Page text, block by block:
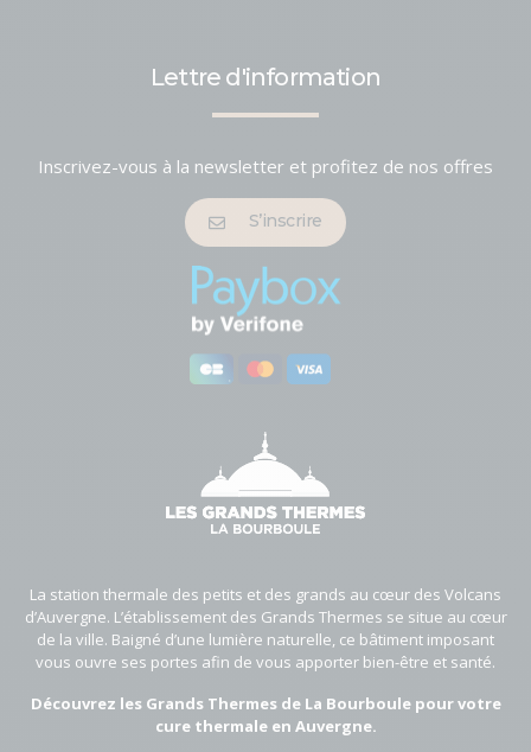
Lettre d'information
Inscrivez-vous à la newsletter et profitez de nos offres
S’inscrire
La station thermale des petits et des grands au cœur des Volcans
d’Auvergne. L’établissement des Grands Thermes se situe au cœur
de la ville. Baigné d’une lumière naturelle, ce bâtiment imposant
vous ouvre ses portes afin de vous apporter bien-être et santé.
Découvrez les Grands Thermes de La Bourboule pour votre
cure thermale en Auvergne.